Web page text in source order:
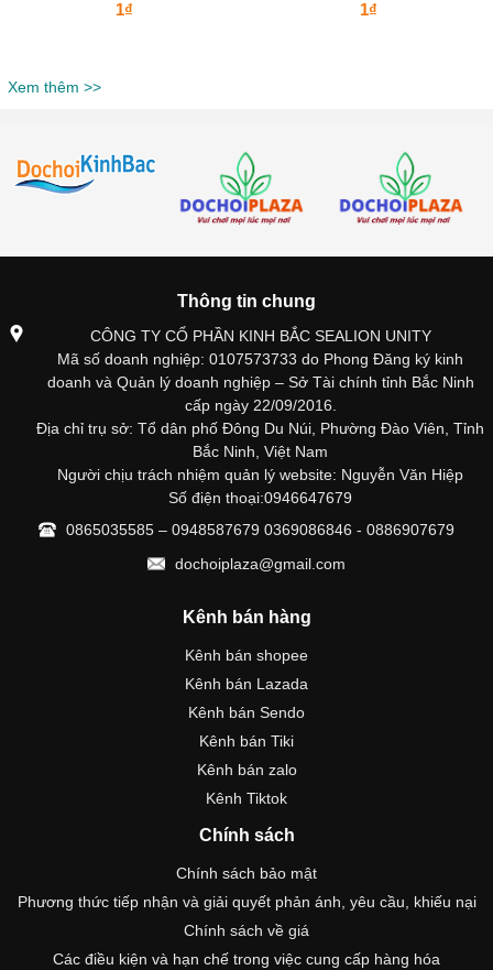
1₫ 1₫
Xem thêm >>
Thông tin chung
CÔNG TY CỔ PHẦN KINH BẮC SEALION UNITY
Mã số doanh nghiệp: 0107573733 do Phong Đăng ký kinh
doanh và Quản lý doanh nghiệp – Sở Tài chính tỉnh Bắc Ninh
cấp ngày 22/09/2016.
Địa chỉ trụ sở: Tổ dân phố Đông Du Núi, Phường Đào Viên, Tỉnh
Bắc Ninh, Việt Nam
Người chịu trách nhiệm quản lý website: Nguyễn Văn Hiệp
Số điện thoại:0946647679
0865035585 – 0948587679 0369086846 - 0886907679
dochoiplaza@gmail.com
Kênh bán hàng
Kênh bán shopee
Kênh bán Lazada
Kênh bán Sendo
Kênh bán Tiki
Kênh bán zalo
Kênh Tiktok
Chính sách
Chính sách bảo mật
Phương thức tiếp nhận và giải quyết phản ánh, yêu cầu, khiếu nại
Chính sách về giá
Các điều kiện và hạn chế trong việc cung cấp hàng hóa